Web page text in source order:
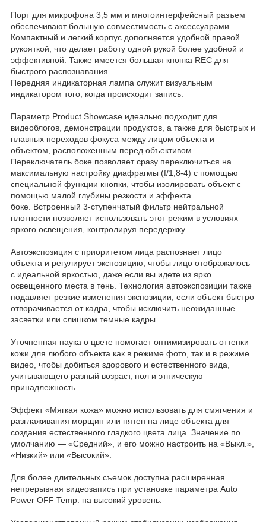
Порт для микрофона 3,5 мм и многоинтерфейсный разъем
обеспечивают большую совместимость с аксессуарами.
Компактный и легкий корпус дополняется удобной правой
рукояткой, что делает работу одной рукой более удобной и
эффективной. Также имеется большая кнопка REC для
быстрого распознавания.
Передняя индикаторная лампа служит визуальным
индикатором того, когда происходит запись.
Параметр Product Showcase идеально подходит для
видеоблогов, демонстрации продуктов, а также для быстрых и
плавных переходов фокуса между лицом объекта и
объектом, расположенным перед объективом.
Переключатель боке позволяет сразу переключиться на
максимальную настройку диафрагмы (f/1,8-4) с помощью
специальной функции кнопки, чтобы изолировать объект с
помощью малой глубины резкости и эффекта
боке. Встроенный 3-ступенчатый фильтр нейтральной
плотности позволяет использовать этот режим в условиях
яркого освещения, контролируя передержку.
Автоэкспозиция с приоритетом лица распознает лицо
объекта и регулирует экспозицию, чтобы лицо отображалось
с идеальной яркостью, даже если вы идете из ярко
освещенного места в тень. Технология автоэкспозиции также
подавляет резкие изменения экспозиции, если объект быстро
отворачивается от кадра, чтобы исключить неожиданные
засветки или слишком темные кадры.
Уточненная наука о цвете помогает оптимизировать оттенки
кожи для любого объекта как в режиме фото, так и в режиме
видео, чтобы добиться здорового и естественного вида,
учитывающего разный возраст, пол и этническую
принадлежность.
Эффект «Мягкая кожа» можно использовать для смягчения и
разглаживания морщин или пятен на лице объекта для
создания естественного гладкого цвета лица. Значение по
умолчанию — «Средний», и его можно настроить на «Выкл.»,
«Низкий» или «Высокий».
Для более длительных съемок доступна расширенная
непрерывная видеозапись при установке параметра Auto
Power OFF Temp. на высокий уровень.